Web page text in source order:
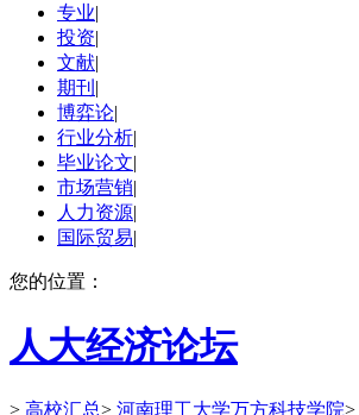
专业|
投资|
文献|
期刊 |
博弈论|
行业分析|
毕业论文|
市场营销|
人力资源|
国际贸易|
您的位置：
人大经济论坛
> 高校汇总> 河南理工大学万方科技学院>